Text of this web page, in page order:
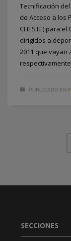
Tecnificación
de Acceso a los
CHESTE) para
dirigidos a
2011 que vayan
PUBLICADO EN
SECCIONES